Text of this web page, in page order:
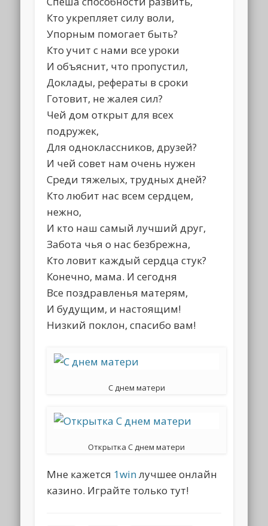
Кто укрепляет силу воли,
Упорным помогает быть?
Кто учит с нами все уроки
И объяснит, что пропустил,
Доклады, рефераты в сроки
Готовит, не жалея сил?
Чей дом открыт для всех
подружек,
Для одноклассников, друзей?
И чей совет нам очень нужен
Среди тяжелых, трудных дней?
Кто любит нас всем сердцем,
нежно,
И кто наш самый лучший друг,
Забота чья о нас безбрежна,
Кто ловит каждый сердца стук?
Конечно, мама. И сегодня
Все поздравленья матерям,
И будущим, и настоящим!
Низкий поклон, спасибо вам!
С днем матери
Открытка С днем матери
Мне кажется 1winлучшее онлайн
казино. Играйте только тут!